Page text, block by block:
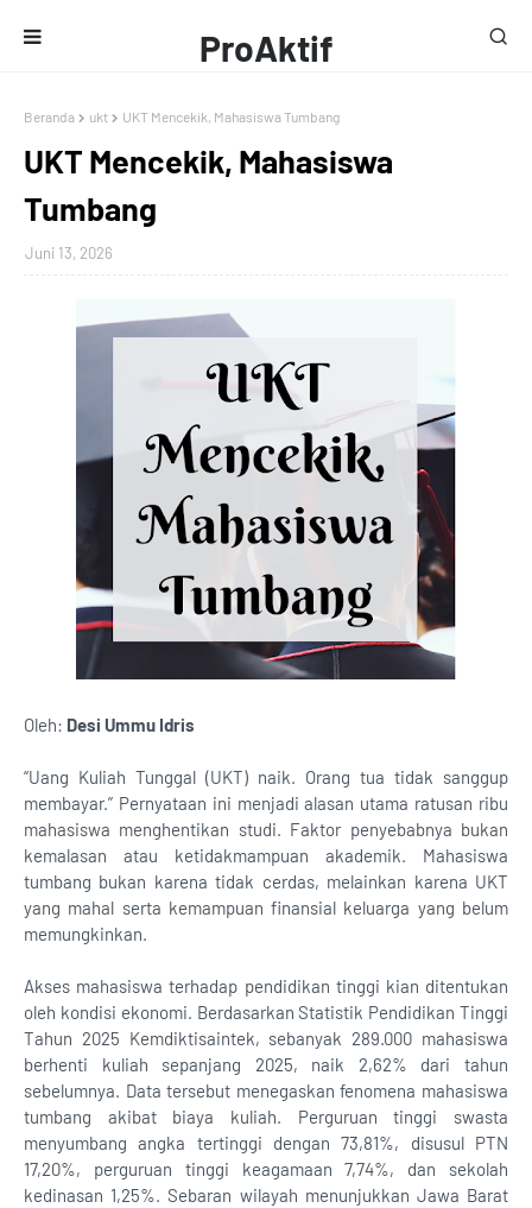
ProAktif
Media
Beranda ukt UKT Mencekik, Mahasiswa Tumbang
UKT Mencekik, Mahasiswa
Tumbang
Juni 13, 2026
Oleh: Desi Ummu Idris
“Uang Kuliah Tunggal (UKT) naik. Orang tua tidak sanggup
membayar.” Pernyataan ini menjadi alasan utama ratusan ribu
mahasiswa menghentikan studi. Faktor penyebabnya bukan
kemalasan atau ketidakmampuan akademik. Mahasiswa
tumbang bukan karena tidak cerdas, melainkan karena UKT
yang mahal serta kemampuan finansial keluarga yang belum
memungkinkan.
Akses mahasiswa terhadap pendidikan tinggi kian ditentukan
oleh kondisi ekonomi. Berdasarkan Statistik Pendidikan Tinggi
Tahun 2025 Kemdiktisaintek, sebanyak 289.000 mahasiswa
berhenti kuliah sepanjang 2025, naik 2,62% dari tahun
sebelumnya. Data tersebut menegaskan fenomena mahasiswa
tumbang akibat biaya kuliah. Perguruan tinggi swasta
menyumbang angka tertinggi dengan 73,81%, disusul PTN
17,20%, perguruan tinggi keagamaan 7,74%, dan sekolah
kedinasan 1,25%. Sebaran wilayah menunjukkan Jawa Barat